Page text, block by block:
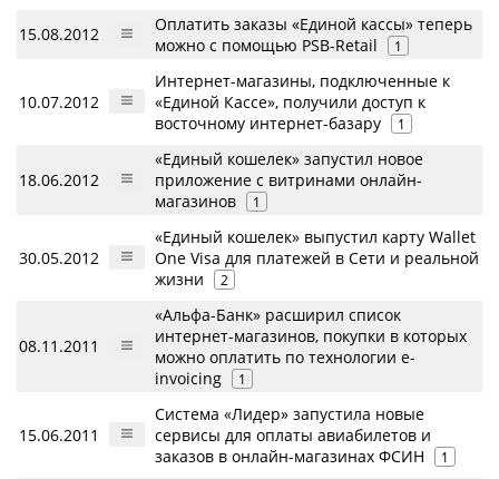
15.08.2012
Оплатить заказы «Единой кассы» теперь
можно с помощью PSB-Retail
1
10.07.2012
Интернет-магазины, подключенные к
«Единой Кассе», получили доступ к
восточному интернет-базару
1
18.06.2012
«Единый кошелек» запустил новое
приложение с витринами онлайн-
магазинов
1
30.05.2012
«Единый кошелек» выпустил карту Wallet
One Visa для платежей в Сети и реальной
жизни
2
08.11.2011
«Альфа-Банк» расширил список
интернет-магазинов, покупки в которых
можно оплатить по технологии e-
invoicing
1
15.06.2011
Система «Лидер» запустила новые
сервисы для оплаты авиабилетов и
заказов в онлайн-магазинах ФСИН
1